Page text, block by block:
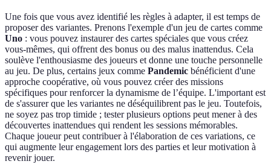
Une fois que vous avez identifié les règles à adapter, il est temps de
proposer des variantes. Prenons l'exemple d'un jeu de cartes comme
Uno : vous pouvez instaurer des cartes spéciales que vous créez
vous-mêmes, qui offrent des bonus ou des malus inattendus. Cela
soulève l'enthousiasme des joueurs et donne une touche personnelle
au jeu. De plus, certains jeux comme Pandemic bénéficient d'une
approche coopérative, où vous pouvez créer des missions
spécifiques pour renforcer la dynamisme de l’équipe. L'important est
de s'assurer que les variantes ne déséquilibrent pas le jeu. Toutefois,
ne soyez pas trop timide ; tester plusieurs options peut mener à des
découvertes inattendues qui rendent les sessions mémorables.
Chaque joueur peut contribuer à l'élaboration de ces variations, ce
qui augmente leur engagement lors des parties et leur motivation à
revenir jouer.